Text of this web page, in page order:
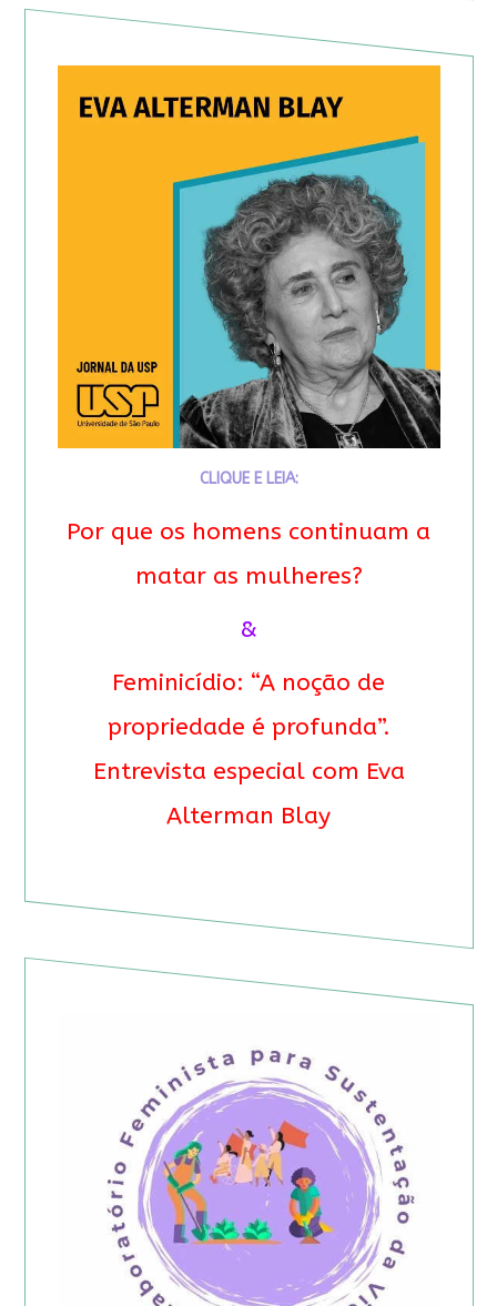
CLIQUE E LEIA:
Por que os homens continuam a
matar as mulheres?
&
Feminicídio: “A noção de
propriedade é profunda”.
Entrevista especial com Eva
Alterman Blay